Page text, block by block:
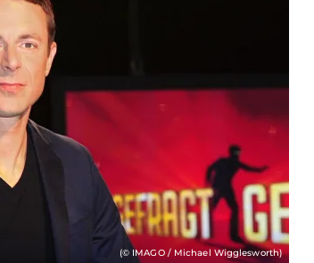
(© IMAGO / Michael Wigglesworth)